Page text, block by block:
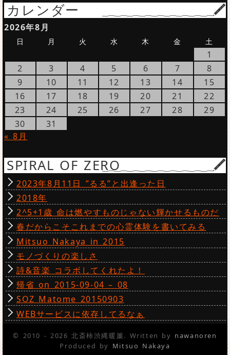
カレンダー
2026年8月
日 月 火 水 木 金 土
1
2
3 4 5 6 7
8
9
10 11 12 13 14
15
16
17 18 19 20 21
22
23
24 25 26 27 28
29
30
31
« 8月
SPIRAL OF ZERO
2023年8月11日 ”るる”と出逢った日
2018年
2^5+1歳 命は燃やすものじゃない輝かせるものだ
春だからこそこれまでの心霊体験を書いてみる
Mitsuo Nakaya in 2015
モノづくりの楽しさ
詩&音楽 コラボしてくれたよ！
帰省 on 2015-09-04 – 08
SOZ Matome 20150903
WEBサービスに依存してるなぁ
© 2010 - 2026 北斎柿渋縄暖簾. Written by nawanoren
Produced by Mitsuo Nakaya